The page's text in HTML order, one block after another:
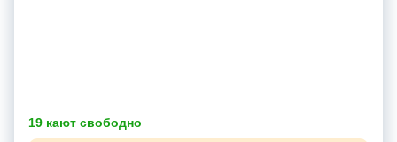
19 кают свободно